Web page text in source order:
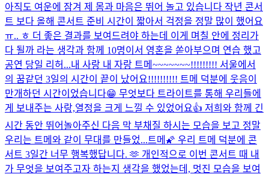
아직도 여운에 잠겨 제 몸과 마음은 뛰어 놀고 있습니다 작년 콘서
트 보다 올해 콘서트 준비 시간이 짧아서 걱정을 정말 많이 했어요
ㅠ.. ㅎ 더 좋은 결과를 보여드려야 하는데 이게 며칠 안에 정리가
다 될까 라는 생각과 함께 10명이서 영혼을 쏟아부으며 연습 했고
공연 당일 리허...내 사랑 내 자랑 트메~~~~~~~!!!!!!!!! 서울에서
의 꿈같던 3일의 시간이 끝이 났어요!!!!!!!!!! 트메 덕분에 웃음이
만개하던 시간이었습니다😁 무엇보다 트라이트를 통해 우리들에
게 보내주는 사랑,열정을 크게 느낄 수 있었어요👍 저희와 함께 긴
시간 동안 뛰어놀아주신 다음 막 부채질 하시는 모습을 보고 정말
우리는 트메와 같이 무대를 만들었...트메🌠 우리 트메 덕분에 콘
서트 3일간 너무 행복했답니다. 🫶 개인적으로 이번 콘서트 때 내
가 무엇을 보여주고자 하는지 생각을 했었는데, 멋진 모습을 보여